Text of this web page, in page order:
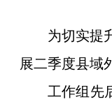
为切实提
展二季度县域
工作组先